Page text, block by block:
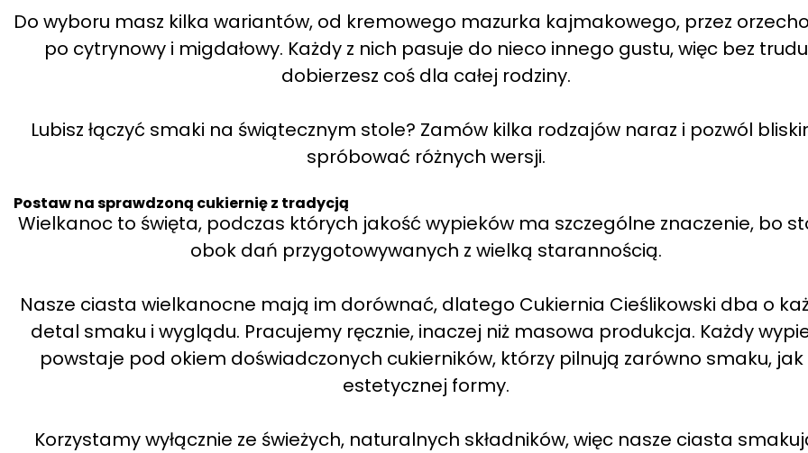
Do wyboru masz kilka wariantów, od kremowego mazurka kajmakowego, przez
po cytrynowy i migdałowy. Każdy z nich pasuje do nieco innego gustu, więc bez trudu
dobierzesz coś dla całej rodziny.
Lubisz łączyć smaki na świątecznym stole? Zamów kilka rodzajów naraz i pozwól
spróbować różnych wersji.
Postaw na sprawdzoną cukiernię z tradycją
Wielkanoc to święta, podczas których jakość wypieków ma szczególne znaczenie, bo
obok dań przygotowywanych z wielką starannością.
Nasze ciasta wielkanocne mają im dorównać, dlatego Cukiernia Cieślikowski dba o
detal smaku i wyglądu. Pracujemy ręcznie, inaczej niż masowa produkcja. Każdy
powstaje pod okiem doświadczonych cukierników, którzy pilnują zarówno smaku, jak
estetycznej formy.
Korzystamy wyłącznie ze świeżych, naturalnych składników, więc nasze ciasta